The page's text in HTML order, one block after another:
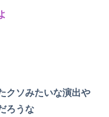
クソみたいな演出や
ろうな